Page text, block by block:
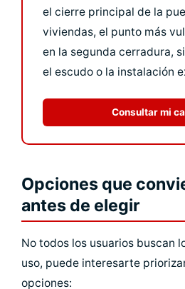
el cierre principal de la
viviendas, el punto más
en la segunda cerradura,
el escudo o la instalación
Consultar mi
Opciones que
antes de elegir
No todos los usuarios buscan
uso, puede interesarte
opciones: